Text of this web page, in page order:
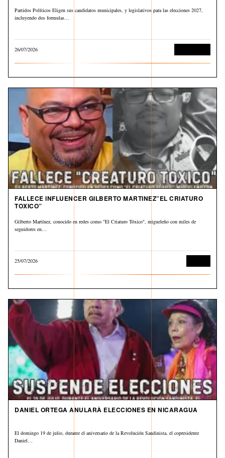
Partidos Políticos Eligen sus candidatos municipales, y legislativos para las elecciones 2027,
incluyendo dos formulas…
26/07/2026
FALLECE INFLUENCER GILBERTO MARTINEZ”EL CRIATURO
TOXICO”
Gilberto Martínez, conocido en redes como "El Criaturo Tóxico", migueleño con miles de
seguidores en…
25/07/2026
DANIEL ORTEGA ANULARÀ ELECCIONES EN NICARAGUA
El domingo 19 de julio, durante el aniversario de la Revolución Sandinista, el copresidente
Daniel…